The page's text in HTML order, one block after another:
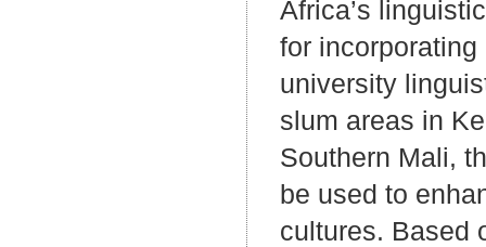
Africa’s
for
university
slum areas in
Southern Mali,
be used to
cultures. Based